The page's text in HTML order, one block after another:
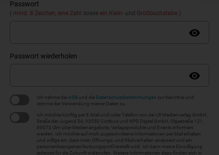
Passwort
( mind. 8 Zeichen, eine Zahl sowie ein Klein- und Großbuchstabe )
Passwort wiederholen
Ich nehme die AGB und die Datenschutzbestimmungen zur Kenntnis und
stimme der Verwendung meiner Daten zu.
Ich möchte künftig per E-Mail und/oder Telefon von der LR Medienverlag GmbH,
Straße der Jugend 54, 03050 Cottbus und NPG Digital GmbH, Olgastraße 121,
89073 Ulm über Medienangebote, Verlagsprodukte und Events informiert
werden. Ich möchte auf mich zugeschnittene Informationen per Mail erhalten
und willige ein, dass mein Öffnungs- und Klickverhalten analysiert und ein
personenbezogenes Nutzungsprofil erstellt wird. Ich kann meine Einwilligung
jederzeit für die Zukunft widerrufen. Weitere Informationen dazu finden sich in